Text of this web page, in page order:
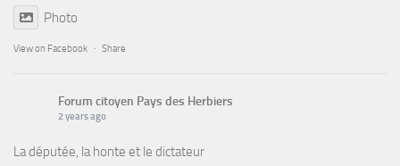
Photo
View on Facebook · Share
Forum citoyen Pays des Herbiers
2 years ago
La députée, la honte et le dictateur